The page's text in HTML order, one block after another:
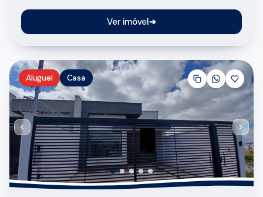
Ver imóvel➔
Aluguel Casa